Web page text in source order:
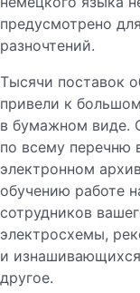
предусмотрено
разночтений.
Тысячи поставок
привели к
в бумажном виде.
по всему перечню
электронном
обучению работе
сотрудников
электросхемы,
и
другое.